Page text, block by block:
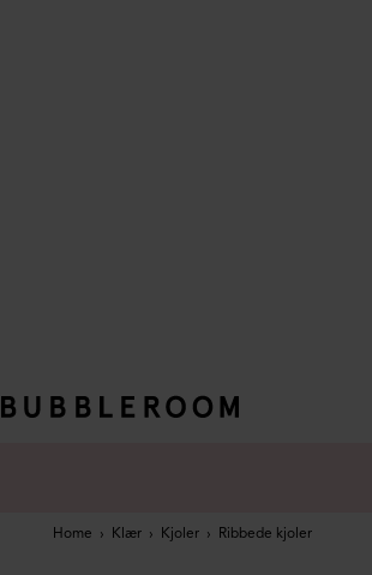
Home › Klær › Kjoler › Ribbede kjoler